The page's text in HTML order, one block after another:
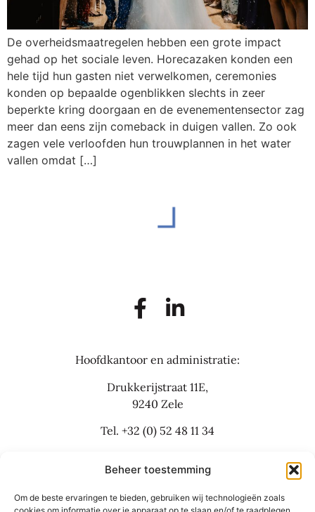
Beheer toestemming
Om de beste ervaringen te bieden, gebruiken wij technologieën zoals
De overheidsmaatregelen hebben een grote impact
gehad op het sociale leven. Horecazaken konden een
hele tijd hun gasten niet verwelkomen, ceremonies
konden op bepaalde ogenblikken slechts in zeer
beperkte kring doorgaan en de evenementensector zag
meer dan eens zijn comeback in duigen vallen. Zo ook
zagen vele verloofden hun trouwplannen in het water
vallen omdat […]
Hoofdkantoor en administratie:
Drukkerijstraat 11E,
9240 Zele
Tel. +32 (0) 52 48 11 34
Bijkantoor: